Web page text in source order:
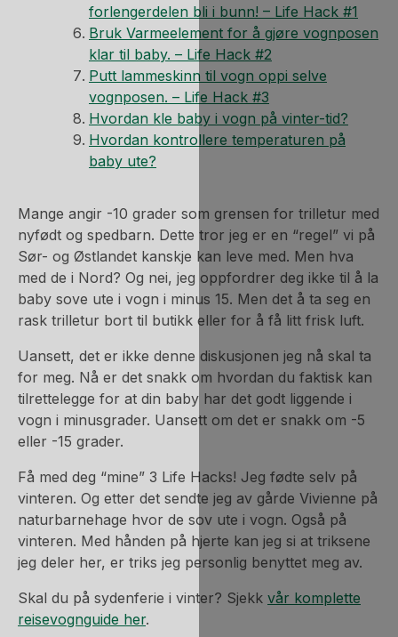
forlengerdelen bli i bunn! – Life Hack #1
Bruk Varmeelement for å gjøre vognposen
klar til baby. – Life Hack #2
Putt lammeskinn til vogn oppi selve
vognposen. – Life Hack #3
Hvordan kle baby i vogn på vinter-tid?
Hvordan kontrollere temperaturen på
baby ute?
Mange angir -10 grader som grensen for trilletur med
nyfødt og spedbarn. Dette tror jeg er en “regel” vi på
Sør- og Østlandet kanskje kan leve med. Men hva
med de i Nord? Og nei, jeg oppfordrer deg ikke til å la
baby sove ute i vogn i minus 15. Men det å ta seg en
rask trilletur bort til butikk eller for å få litt frisk luft.
Uansett, det er ikke denne diskusjonen jeg nå skal ta
for meg. Nå er det snakk om hvordan du faktisk kan
tilrettelegge for at din baby har det godt liggende i
vogn i minusgrader. Uansett om det er snakk om -5
eller -15 grader.
Få med deg “mine” 3 Life Hacks! Jeg fødte selv på
vinteren. Og etter det sendte jeg av gårde Vivienne på
naturbarnehage hvor de sov ute i vogn. Også på
vinteren. Med hånden på hjerte kan jeg si at triksene
jeg deler her, er triks jeg personlig benyttet meg av.
Skal du på sydenferie i vinter? Sjekk vår komplette
reisevognguide her.